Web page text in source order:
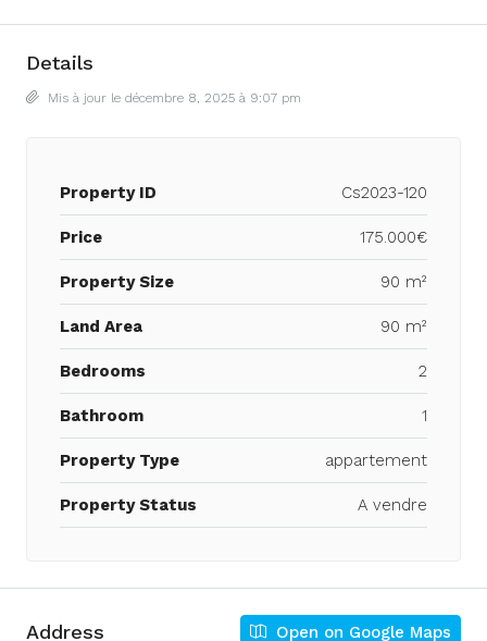
Details
Mis à jour le décembre 8, 2025 à 9:07 pm
Property ID Cs2023-120
Price 175.000€
Property Size 90 m²
Land Area 90 m²
Bedrooms 2
Bathroom 1
Property Type appartement
Property Status A vendre
Address Open on Google Maps